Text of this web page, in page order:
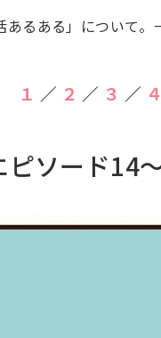
るある」について
１ ／ ２ ／ ３ ／ ４
ソード14